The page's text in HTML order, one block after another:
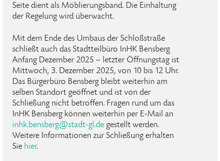
Seite dient als Möblierungsband. Die Einhaltung
der Regelung wird überwacht.
Mit dem Ende des Umbaus der Schloßstraße
schließt auch das Stadtteilbüro InHK Bensberg
Anfang Dezember 2025 – letzter Öffnungstag ist
Mittwoch, 3. Dezember 2025, von 10 bis 12 Uhr.
Das Bürgerbüro Bensberg bleibt weiterhin am
selben Standort geöffnet und ist von der
Schließung nicht betroffen. Fragen rund um das
InHK Bensberg können weiterhin per E-Mail an
inhk.bensberg@stadt-gl.de gestellt werden.
Weitere Informationen zur Schließung erhalten
Sie hier.